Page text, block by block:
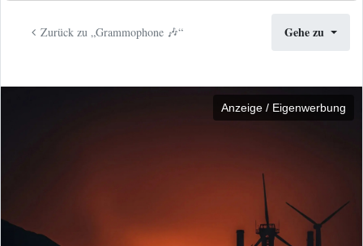
Zurück zu „Grammophone 🎶“ Gehe zu
Anzeige / Eigenwerbung